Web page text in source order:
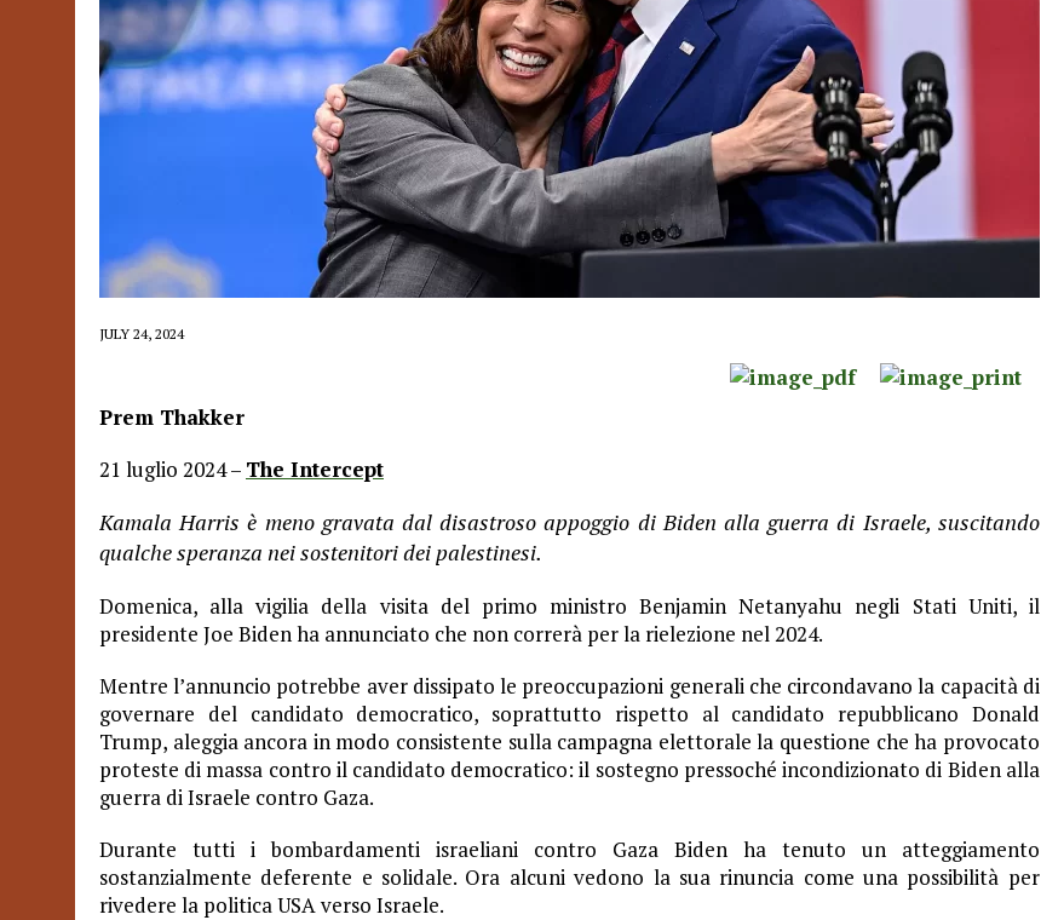
JULY 24, 2024
Prem Thakker
21 luglio 2024 – The Intercept
Kamala Harris è meno gravata dal disastroso appoggio di Biden alla guerra di Israele, suscitando
qualche speranza nei sostenitori dei palestinesi.
Domenica, alla vigilia della visita del primo ministro Benjamin Netanyahu negli Stati Uniti, il
presidente Joe Biden ha annunciato che non correrà per la rielezione nel 2024.
Mentre l’annuncio potrebbe aver dissipato le preoccupazioni generali che circondavano la capacità di
governare del candidato democratico, soprattutto rispetto al candidato repubblicano Donald
Trump, aleggia ancora in modo consistente sulla campagna elettorale la questione che ha provocato
proteste di massa contro il candidato democratico: il sostegno pressoché incondizionato di Biden alla
guerra di Israele contro Gaza.
Durante tutti i bombardamenti israeliani contro Gaza Biden ha tenuto un atteggiamento
sostanzialmente deferente e solidale. Ora alcuni vedono la sua rinuncia come una possibilità per
rivedere la politica USA verso Israele.